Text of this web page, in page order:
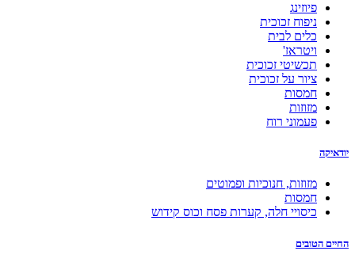
פיוזינג
ניפוח זכוכית
כלים לבית
ויטראז'
תכשיטי זכוכית
ציור על זכוכית
חמסות
מזוזות
פעמוני רוח
יודאיקה
מזוזות, חנוכיות ופמוטים
חמסות
כיסויי חלה, קערות פסח וכוס קידוש
החיים הטובים